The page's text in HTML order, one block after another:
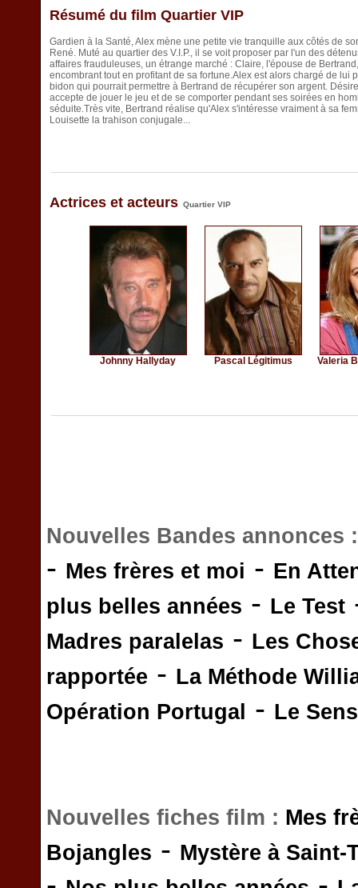
Résumé du film Quartier VIP
Gardien à la Santé, Alex mène une petite vie tranquille aux côtés de
René. Muté au quartier des V.I.P., il se voit proposer par l'un des
affaires frauduleuses, un étrange marché : Claire, l'épouse de
encombrant tout en profitant de sa fortune.Alex est alors chargé de lui
bidon qui pourrait permettre à Bertrand de récupérer son argent.
accepte de jouer le jeu et de se comporter pendant ses soirées en
séduite.Très vite, Bertrand réalise qu'Alex s'intéresse vraiment à sa
Louisette la trahison conjugale...
Actrices et acteurs Quartier VIP
Johnny Hallyday Pascal Légitimus Valeria
Nouvelles Bandes annonces
- Mes frères et moi - En
plus belles années - Le Test
Madres paralelas - Les
rapportée - La Méthode
Opération Portugal
- Le
Nouvelles fiches film : Mes
Bojangles - Mystère à Saint-